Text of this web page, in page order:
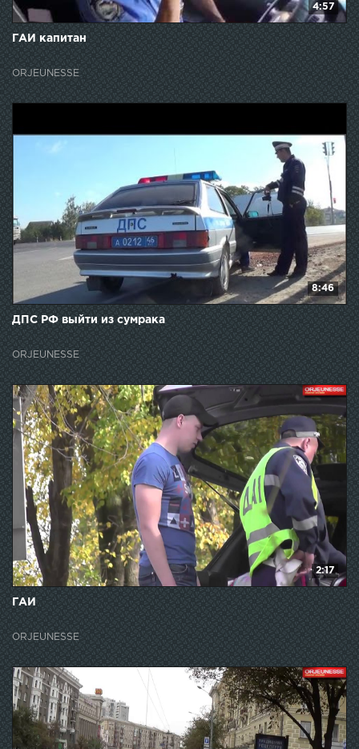
4:57
ГАИ капитан
ORJEUNESSE
8:46
ДПС РФ выйти из сумрака
ORJEUNESSE
2:17
ГАИ
ORJEUNESSE